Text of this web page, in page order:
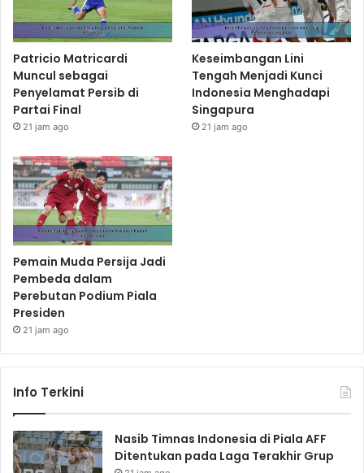
Patricio Matricardi
Muncul sebagai
Penyelamat Persib di
Partai Final
21 jam ago
Keseimbangan Lini
Tengah Menjadi Kunci
Indonesia Menghadapi
Singapura
21 jam ago
Pemain Muda Persija Jadi
Pembeda dalam
Perebutan Podium Piala
Presiden
21 jam ago
Info Terkini
Nasib Timnas Indonesia di Piala AFF
Ditentukan pada Laga Terakhir Grup